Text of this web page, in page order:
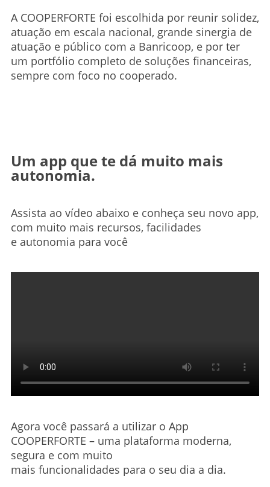
A COOPERFORTE foi escolhida por reunir solidez,
atuação em escala nacional, grande sinergia de
atuação e público com a Banricoop, e por ter
um portfólio completo de soluções financeiras,
sempre com foco no cooperado.
Um app que te dá muito mais
autonomia.
Assista ao vídeo abaixo e conheça seu novo app,
com muito mais recursos, facilidades
e autonomia para você
Agora você passará a utilizar o App
COOPERFORTE – uma plataforma moderna,
segura e com muito
mais funcionalidades para o seu dia a dia.